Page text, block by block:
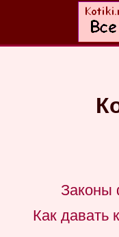
Законы
Как давать